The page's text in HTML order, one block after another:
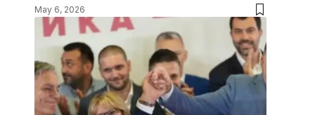
May 6, 2026